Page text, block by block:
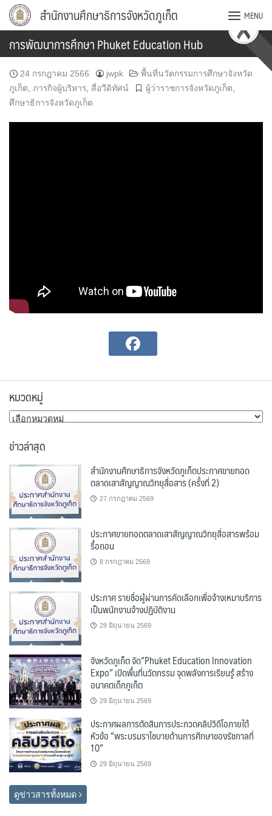
Skip
สำนักงานศึกษาธิการจังหวัดภูเก็ต MENU
การพัฒนาการศึกษา Phuket Education Hub
24 กรกฎาคม 2566 jwpk
พื้นที่นวัตกรรมการศึกษาจังหวัด
ภูเก็ต ภารกิจผู้บริหาร สื่อวีดิทัศน์ ผู้ว่าราชการจังหวัดภูเก็ต
ศึกษาธิการจังหวัดภูเก็ต
หมวดหมู่
หมวด
ข่าวล่าสุด
สำนักงานศึกษาธิการจังหวัดภูเก็ตประกาศขายทอด
ตลาดเสาสัญญาณวิทยุสื่อสาร (ครั้งที่ 2)
27 กรกฎาคม 2569
ประกาศขายทอดตลาดเสาสัญญาณวิทยุสื่อสารพร้อม
รื้อถอน
8 กรกฎาคม 2569
ประกาศ รายชื่อผู้ผ่านการคัดเลือกเพื่อจ้างเหมาบริการ
เป็นพนักงานจ้างปฏิบัติงาน
29 มิถุนายน 2569
จังหวัดภูเก็ต จัด“Phuket Education Innovation
Expo” เปิดพื้นที่นวัตกรรม จุดพลังการเรียนรู้ สร้าง
อนาคตเด็กภูเก็ต
29 มิถุนายน 2569
ประกาศผลการตัดสินการประกวดคลิปวิดีโอภายใต้
หัวข้อ “พระบรมราโชบายด้านการศึกษาของรัชกาลที่
10”
29 มิถุนายน 2569
ดูข่าวสารทั้งหมด